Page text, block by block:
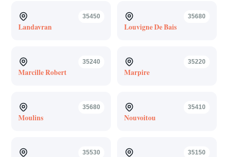
35450
Landavran
35680
Louvigne De Bais
35240
Marcille Robert
35220
Marpire
35680
Moulins
35410
Nouvoitou
35530 35150